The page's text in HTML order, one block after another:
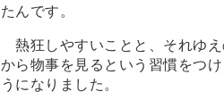
たんです。
熱狂しやすいことと、それゆ
から物事を見るという習慣をつ
うになりました。